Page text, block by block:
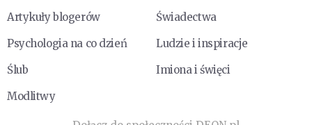
Artykuły blogerów
Świadectwa
Psychologia na co dzień
Ludzie i inspiracje
Ślub
Imiona i święci
Modlitwy